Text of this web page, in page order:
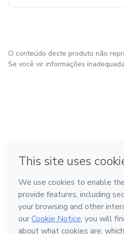
O conteúdo deste produto não
Se você vir informações
Feito com ❤ em Bogotá
Conheça a Hotmart